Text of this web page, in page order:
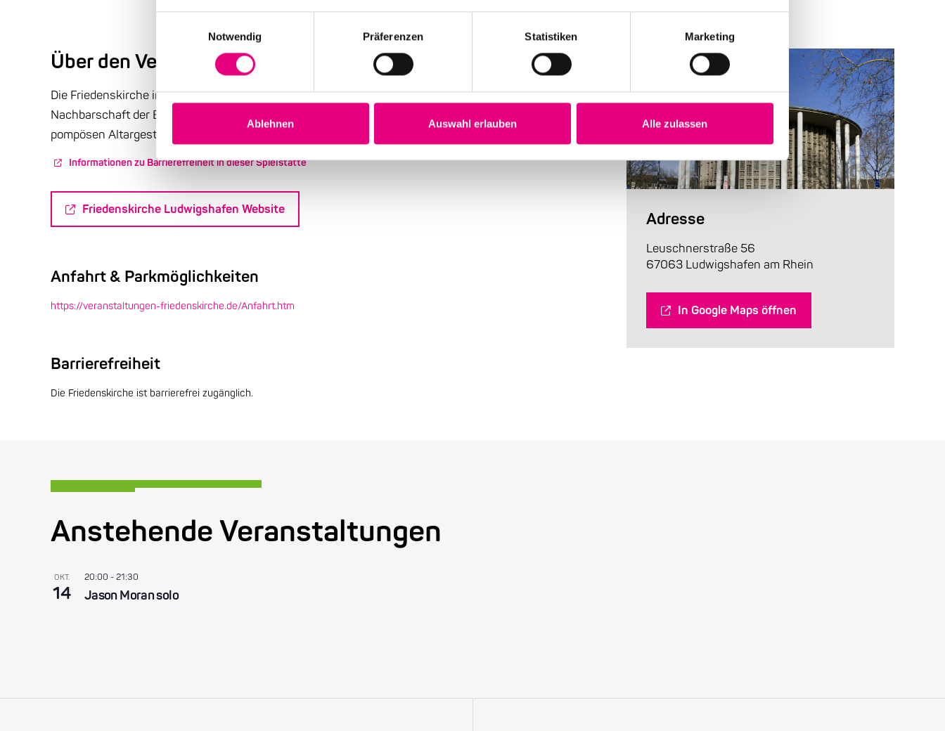
Notwendig
Präferenzen Statistiken Marketing
Ablehnen Auswahl erlauben Alle zulassen
Über den Veranstaltungsort
Die Friedenskirche in Ludwigshafen ist ein Ort für Kultur und Veranstaltungen. In der direkten
Nachbarschaft der BASF erweitert die Kirche deren Veranstaltungsangebot. Die Räumlichkeiten mit einer
pompösen Altargestaltung bietet Sitzplätze für 700 Personen.
Informationen zu Barrierefreiheit in dieser Spielstätte
Friedenskirche Ludwigshafen Website
Anfahrt & Parkmöglichkeiten
https://veranstaltungen-friedenskirche.de/Anfahrt.htm
Barrierefreiheit
Die Friedenskirche ist barrierefrei zugänglich.
Adresse
Leuschnerstraße 56
67063 Ludwigshafen am Rhein
In Google Maps öffnen
Anstehende Veranstaltungen
OKT.
14
20:00 - 21:30
Jason Moran solo